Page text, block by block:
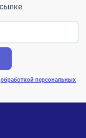
обработкой персональных